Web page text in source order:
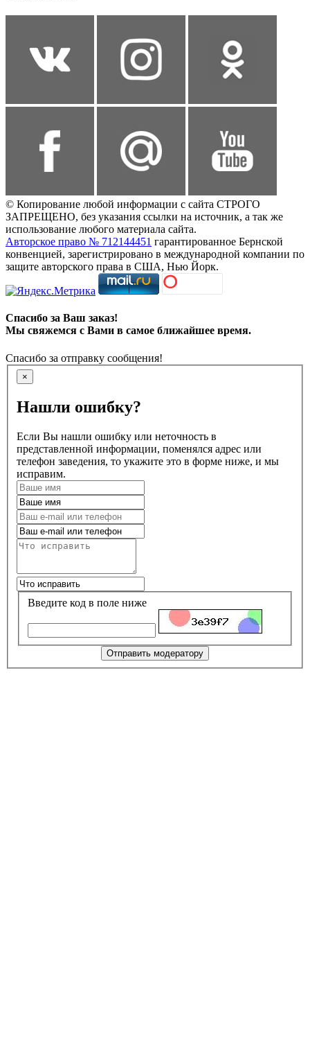
© Копирование любой информации с сайта СТРОГО
ЗАПРЕЩЕНО, без указания ссылки на источник, а так же
использование любого материала сайта.
Авторское право № 712144451 гарантированное Бернской
конвенцией, зарегистрировано в международной компании по
защите авторского права в США, Нью Йорк.
Спасибо за Ваш заказ!
Мы свяжемся с Вами в самое ближайшее время.
Спасибо за отправку сообщения!
×
Нашли ошибку?
Если Вы нашли ошибку или неточность в
представленной информации, поменялся адрес или
телефон заведения, то укажите это в форме ниже, и мы
исправим.
Введите код в поле ниже
Отправить модератору